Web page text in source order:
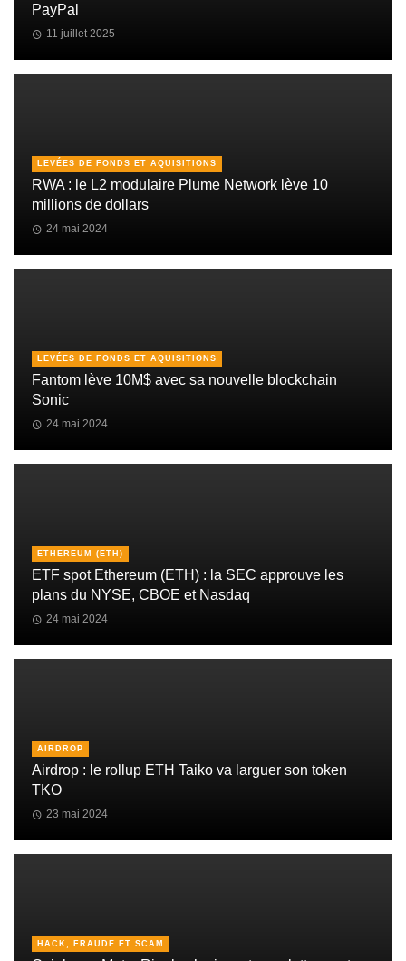
PayPal
11 juillet 2025
LEVÉES DE FONDS ET AQUISITIONS
RWA : le L2 modulaire Plume Network lève 10
millions de dollars
24 mai 2024
LEVÉES DE FONDS ET AQUISITIONS
Fantom lève 10M$ avec sa nouvelle blockchain
Sonic
24 mai 2024
ETHEREUM (ETH)
ETF spot Ethereum (ETH) : la SEC approuve les
plans du NYSE, CBOE et Nasdaq
24 mai 2024
AIRDROP
Airdrop : le rollup ETH Taiko va larguer son token
TKO
23 mai 2024
HACK, FRAUDE ET SCAM